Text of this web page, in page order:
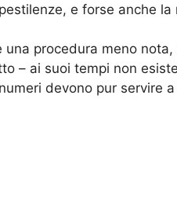
e forse anche
una procedura meno
– ai suoi tempi non
devono pur servire